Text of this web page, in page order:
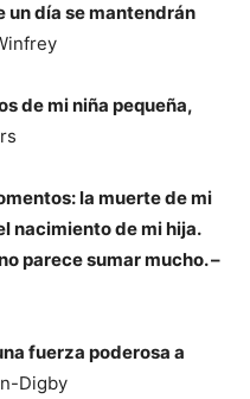
un día se mantendrán
de mi niña pequeña,
la muerte de mi
nacimiento de mi hija.
parece sumar mucho. –
fuerza poderosa a
Digby